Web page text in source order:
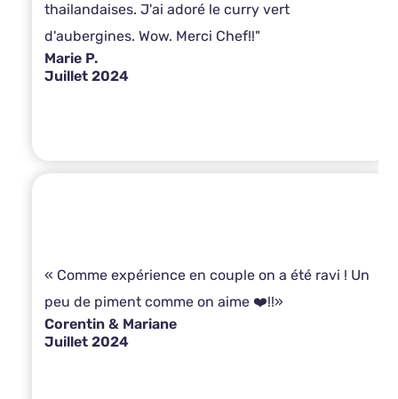
thailandaises. J'ai adoré le curry vert
d'aubergines. Wow. Merci Chef!!"
Marie P.
Juillet 2024
« Comme expérience en couple on a été ravi ! Un
peu de piment comme on aime ❤️!!»
Corentin & Mariane
Juillet 2024